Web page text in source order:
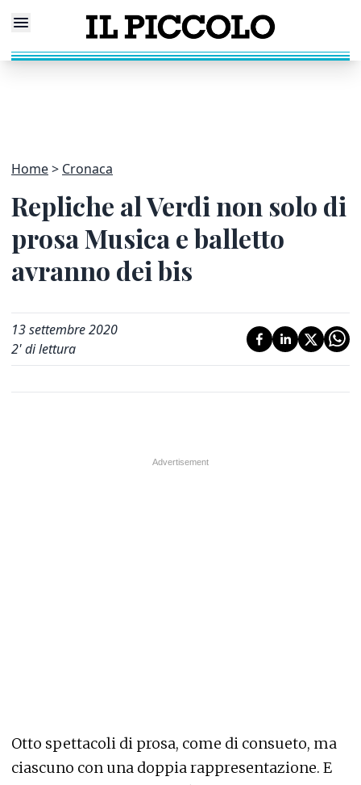
Home Cronaca
Repliche al Verdi non solo di
prosa Musica e balletto
avranno dei bis
13 settembre 2020
2' di lettura
Otto spettacoli di prosa, come di consueto, ma
ciascuno con una doppia rappresentazione. E